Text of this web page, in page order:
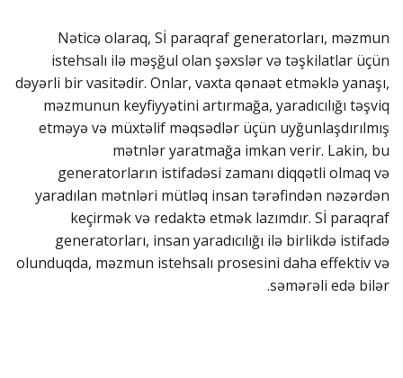
Nəticə olaraq, Sİ paraqraf generatorları, məzmun
istehsalı ilə məşğul olan şəxslər və təşkilatlar üçün
dəyərli bir vasitədir. Onlar, vaxta qənaət etməklə yanaşı,
məzmunun keyfiyyətini artırmağa, yaradıcılığı təşviq
etməyə və müxtəlif məqsədlər üçün uyğunlaşdırılmış
mətnlər yaratmağa imkan verir. Lakin, bu
generatorların istifadəsi zamanı diqqətli olmaq və
yaradılan mətnləri mütləq insan tərəfindən nəzərdən
keçirmək və redaktə etmək lazımdır. Sİ paraqraf
generatorları, insan yaradıcılığı ilə birlikdə istifadə
olunduqda, məzmun istehsalı prosesini daha effektiv və
səmərəli edə bilər.